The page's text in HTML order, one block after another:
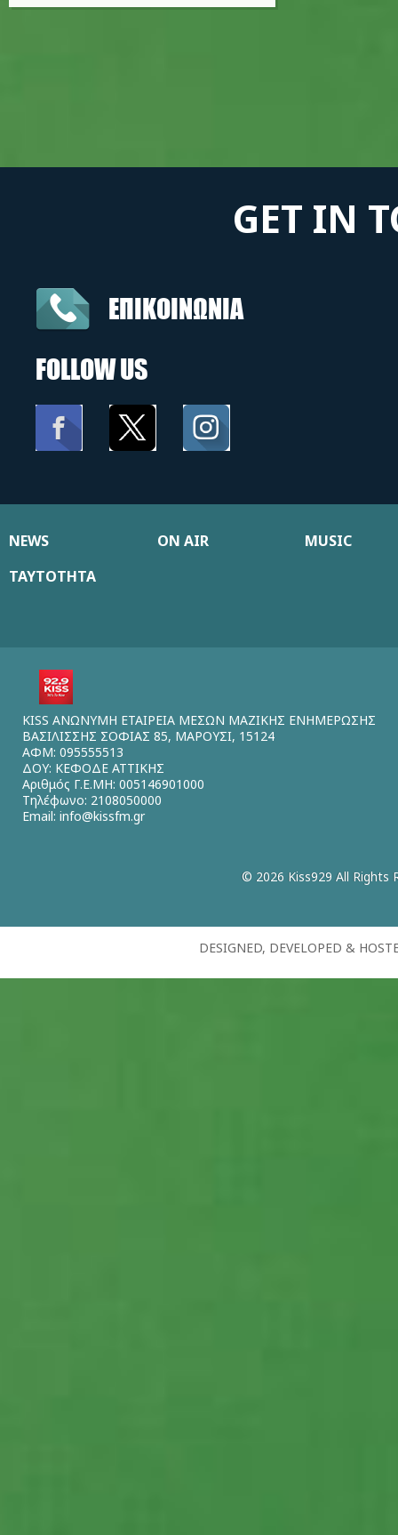
GET IN
ΕΠΙΚΟΙΝΩΝΙΑ
FOLLOW US
NEWS ON AIR
MUSIC
ΤΑΥΤΟΤΗΤΑ
KISS ΑΝΩΝΥΜΗ ΕΤΑΙΡΕΙΑ ΜΕΣΩΝ ΜΑΖΙΚΗΣ ΕΝΗΜΕΡΩΣΗΣ
ΒΑΣΙΛΙΣΣΗΣ ΣΟΦΙΑΣ 85, ΜΑΡΟΥΣΙ, 15124
ΑΦΜ: 095555513
ΔΟΥ: ΚΕΦΟΔΕ ΑΤΤΙΚΗΣ
Αριθμός Γ.Ε.ΜΗ: 005146901000
Τηλέφωνο: 2108050000
Email: info@kissfm.gr
© 2026 Kiss929 All Rights
DESIGNED, DEVELOPED &